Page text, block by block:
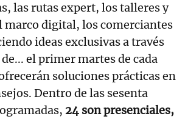
las rutas expert, los talleres y
marco digital, los comerciantes
ideas exclusivas a través
el primer martes de cada
soluciones prácticas en
Dentro de las sesenta
24 son presenciales,